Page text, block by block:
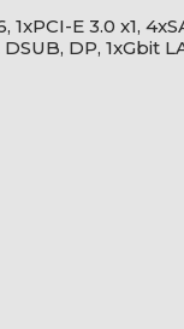
E 3.0 x1,
DP, 1xGbit